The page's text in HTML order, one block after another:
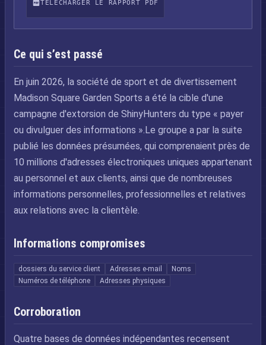
TÉLÉCHARGER LE RAPPORT PDF
Ce qui s’est passé
En juin 2026, la société de sport et de divertissement
Madison Square Garden Sports a été la cible d'une
campagne d'extorsion de ShinyHunters du type « payer
ou divulguer des informations ».Le groupe a par la suite
publié les données présumées, qui comprenaient près de
10 millions d'adresses électroniques uniques appartenant
au personnel et aux clients, ainsi que de nombreuses
informations personnelles, professionnelles et relatives
aux relations avec la clientèle.
Informations compromises
dossiers du service client Adresses e-mail
Noms
Numéros de téléphone
Adresses physiques
Corroboration
Quatre bases de données indépendantes recensent